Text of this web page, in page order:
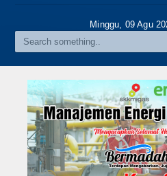
Gallery
Riau
Daerah
Pekanbaru
Pelalawan
Minggu, 09 Agu